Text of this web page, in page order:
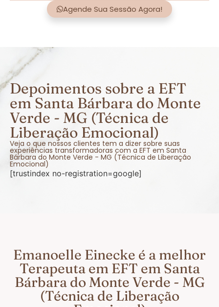
Agende Sua Sessão Agora!
Depoimentos sobre a EFT
em Santa Bárbara do Monte
Verde - MG (Técnica de
Liberação Emocional)
Veja o que nossos clientes tem a dizer sobre suas
experiências transformadoras com a EFT em Santa
Bárbara do Monte Verde - MG (Técnica de Liberação
Emocional)
[trustindex no-registration=google]
Emanoelle Einecke é a melhor
Terapeuta em EFT em Santa
Bárbara do Monte Verde - MG
(Técnica de Liberação